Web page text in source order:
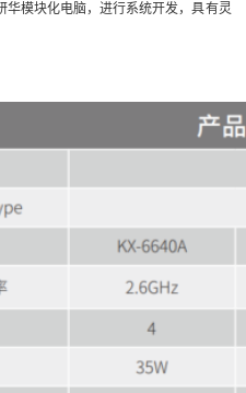
华模块化电脑，进行系统开发，具有灵